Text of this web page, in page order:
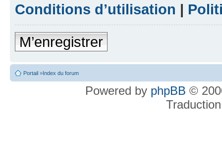
Conditions d’utilisation |
M’enregistrer
Portail »Index du forum
Powered by phpBB ©